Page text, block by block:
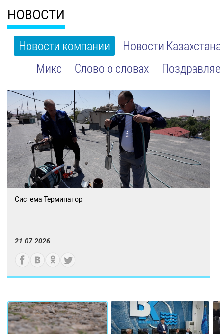
НОВОСТИ
Новости компании
Новости
Микс
Слово о словах
Система Терминатор
21.07.2026